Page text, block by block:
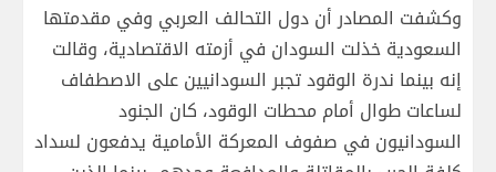
وكشفت المصادر أن دول التحالف العربي وفي مقدمتها
السعودية خذلت السودان في أزمته الاقتصادية، وقالت
إنه بينما ندرة الوقود تجبر السودانيين على الاصطفاف
لساعات طوال أمام محطات الوقود، كان الجنود
السودانيون في صفوف المعركة الأمامية يدفعون لسداد